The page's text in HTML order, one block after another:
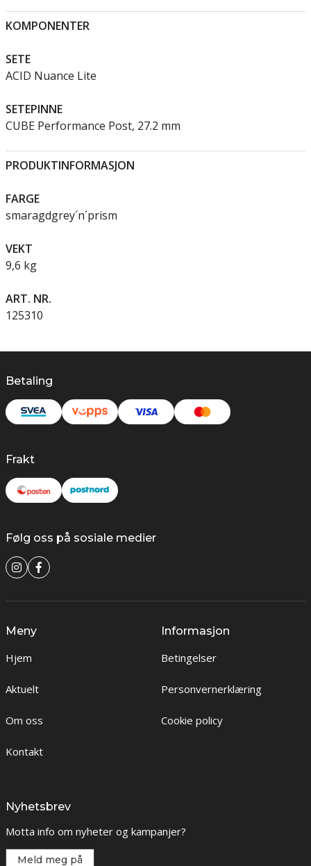
KOMPONENTER
SETE
ACID Nuance Lite
SETEPINNE
CUBE Performance Post, 27.2 mm
PRODUKTINFORMASJON
FARGE
smaragdgrey´n´prism
VEKT
9,6 kg
ART. NR.
125310
Betaling
Frakt
Følg oss på sosiale medier
Meny
Hjem
Aktuelt
Om oss
Kontakt
Informasjon
Betingelser
Personvernerklæring
Cookie policy
Nyhetsbrev
Motta info om nyheter og kampanjer?
Meld meg på